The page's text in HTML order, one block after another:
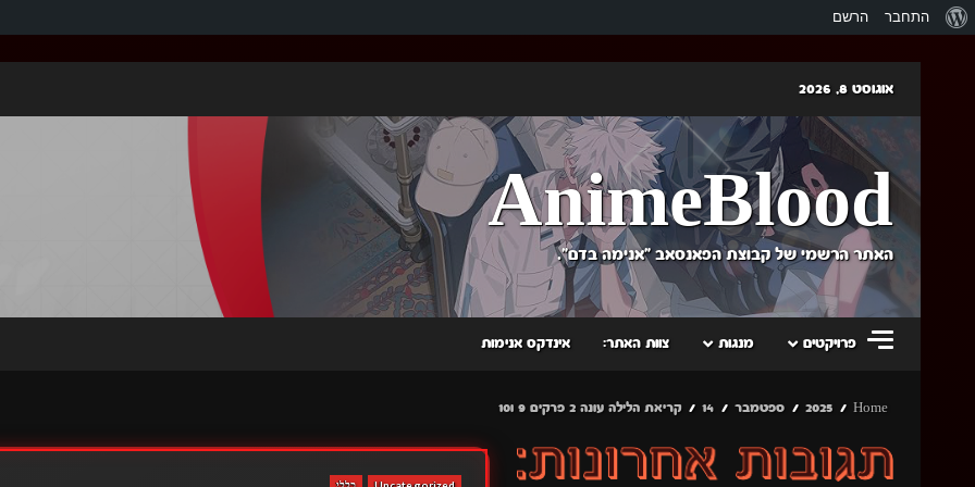
אודות
התחבר הרשם
content
אוגוסט 8, 2026
AnimeBlood
האתר הרשמי של קבוצת הפאנסאב "אנימה בדם".
פרויקטים מנגות צוות האתר: אינדקס אנימות
Home
2025 ספטמבר 14 קריאת הלילה עונה 2 פרקים 9 ו10